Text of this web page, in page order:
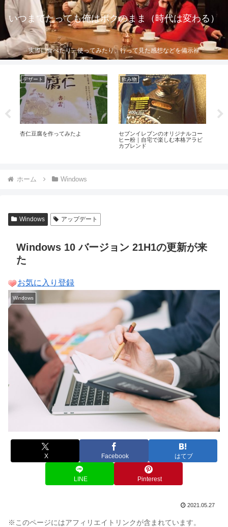
いつまでたっても俺はボクのまま（時代は変わる）
実際に食べたり、使ってみたり、行って見た感想などを備示禄
デザート
杏仁豆腐を作ってみたよ
飲み物
セブンイレブンのオリジナルコー
ヒー粉｜自宅で楽しむ本格アラビ
カブレンド
ホーム Windows
Windows アップデート
Windows 10 バージョン 21H1の更新が来
た
お気に入り登録
Windows
X Facebook はてブ
LINE Pinterest
2021.05.27
※このページにはアフィリエイトリンクが含まれています。